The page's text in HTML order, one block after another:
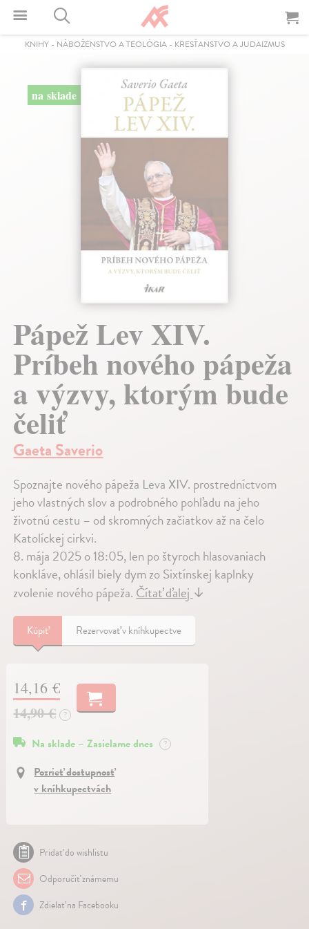
KNIHY- NÁBOŽENSTVO A TEOLÓGIA- KRESŤANSTVO A JUDAIZMUS
na sklade
Pápež Lev XIV.
Príbeh nového pápeža
a výzvy, ktorým bude
čeliť
Gaeta Saverio
Spoznajte nového pápeža Leva XIV. prostredníctvom
jeho vlastných slov a podrobného pohľadu na jeho
životnú cestu – od skromných začiatkov až na čelo
Katolíckej cirkvi.
8. mája 2025 o 18:05, len po štyroch hlasovaniach
konkláve, ohlásil biely dym zo Sixtínskej kaplnky
zvolenie nového pápeža.Čítať ďalej↓
Kúpiť Rezervovať v kníhkupectve
14,16 €
14,90 €
?
Na sklade – Zasielame dnes ?
Pozrieť dostupnosť
v kníhkupectvách
Pridať do wishlistu
Odporučiť známemu
Zdielať na Facebooku